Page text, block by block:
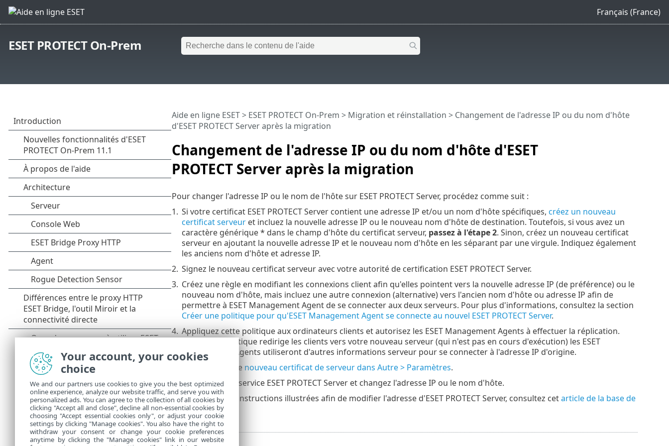
Français (France)
ESET PROTECT On-Prem
Changement de l'adresse IP ou du nom d'hôte d'ESET
PROTECT Server après la migration
Aide en ligne ESET> ESET PROTECT On-Prem > Migration et réinstallation > Changement de l'adresse IP ou du nom d'hôte
d'ESET PROTECT Server après la migration
Pour changer l'adresse IP ou le nom de l'hôte sur ESET PROTECT Server, procédez comme suit :
1. Si votre certificat ESET PROTECT Server contient une adresse IP et/ou un nom d'hôte spécifiques, créez un nouveau
certificat serveuret incluez la nouvelle adresse IP ou le nouveau nom d'hôte de destination. Toutefois, si vous avez un
caractère générique * dans le champ d'hôte du certificat serveur, passez à l'étape 2. Sinon, créez un nouveau certificat
serveur en ajoutant la nouvelle adresse IP et le nouveau nom d'hôte en les séparant par une virgule. Indiquez également
les anciens nom d'hôte et adresse IP.
2. Signez le nouveau certificat serveur avec votre autorité de certification ESET PROTECT Server.
3. Créez une règle en modifiant les connexions client afin qu'elles pointent vers la nouvelle adresse IP (de préférence) ou le
nouveau nom d'hôte, mais incluez une autre connexion (alternative) vers l'ancien nom d'hôte ou adresse IP afin de
permettre à ESET Management Agent de se connecter aux deux serveurs. Pour plus d'informations, consultez la section
Créer une politique pour qu'ESET Management Agent se connecte au nouvel ESET PROTECT Server.
4. Appliquez cette politique aux ordinateurs clients et autorisez les ESET Management Agents à effectuer la réplication.
Même si la politique redirige les clients vers votre nouveau serveur (qui n'est pas en cours d'exécution) les ESET
Management Agents utiliseront d'autres informations serveur pour se connecter à l'adresse IP d'origine.
Définissez votre nouveau certificat de serveur dans Autre > Paramètres.
6. Redémarrez le service ESET PROTECT Server et changez l'adresse IP ou le nom d'hôte.
Pour obtenir des instructions illustrées afin de modifier l'adresse d'ESET PROTECT Server, consultez cetarticle de la base de
connaissances
Your account, your cookies
choice
We and our partners use cookies to give you the best optimized
online experience, analyze our website traffic, and serve you with
personalized ads. You can agree to the collection of all cookies by
clicking "Accept all and close", decline all non-essential cookies by
choosing "Accept essential cookies only", or adjust your cookie
settings by clicking "Manage cookies". You also have the right to
withdraw your consent or change your cookie preferences
anytime by clicking the "Manage cookies" link in our website